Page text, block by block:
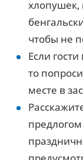
хлопушек,
чтобы не
Если
то
месте в